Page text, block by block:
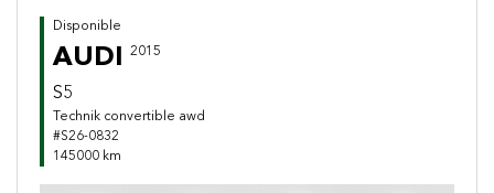
Disponible
AUDI 2015
S5
Technik convertible awd
#S26-0832
145000 km